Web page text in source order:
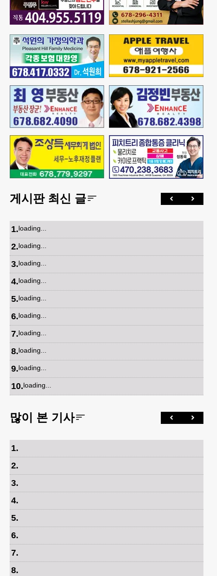
게시판 최신 글
1.loading...
2.loading...
3.loading...
4.loading...
5.loading...
6.loading...
7.loading...
8.loading...
9.loading...
10.loading...
많이 본 기사
1.
2.
3.
4.
5.
6.
7.
8.